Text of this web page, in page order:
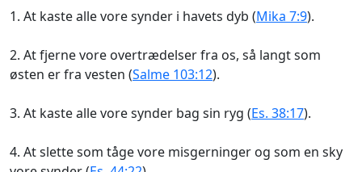
1. At kaste alle vore synder i havets dyb (Mika 7:9).
2. At fjerne vore overtrædelser fra os, så langt som
østen er fra vesten (Salme 103:12).
3. At kaste alle vore synder bag sin ryg (Es. 38:17).
4. At slette som tåge vore misgerninger og som en sky